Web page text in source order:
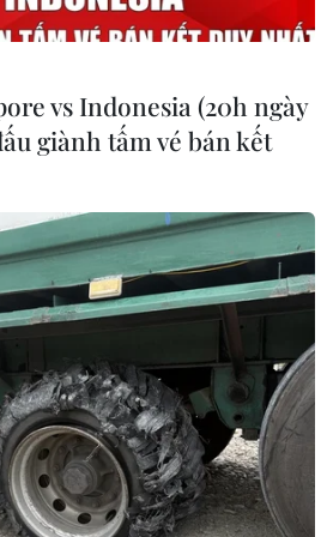
bị bão số 1 đánh sập. (Ảnh: Thanh
Vân/TTXVN)
Chủ tịch Ủy ban Nhân
3 thông tin: Ưu tiên hàng
ngay sau bão là bảo đảm an
cấp lại điện nước và đặc
nuôi thủy sản.
vs Indonesia (20h ngày
giành tấm vé bán kết